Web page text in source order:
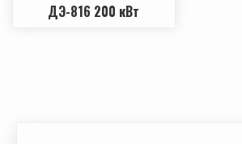
ДЭ-816 200 кВт